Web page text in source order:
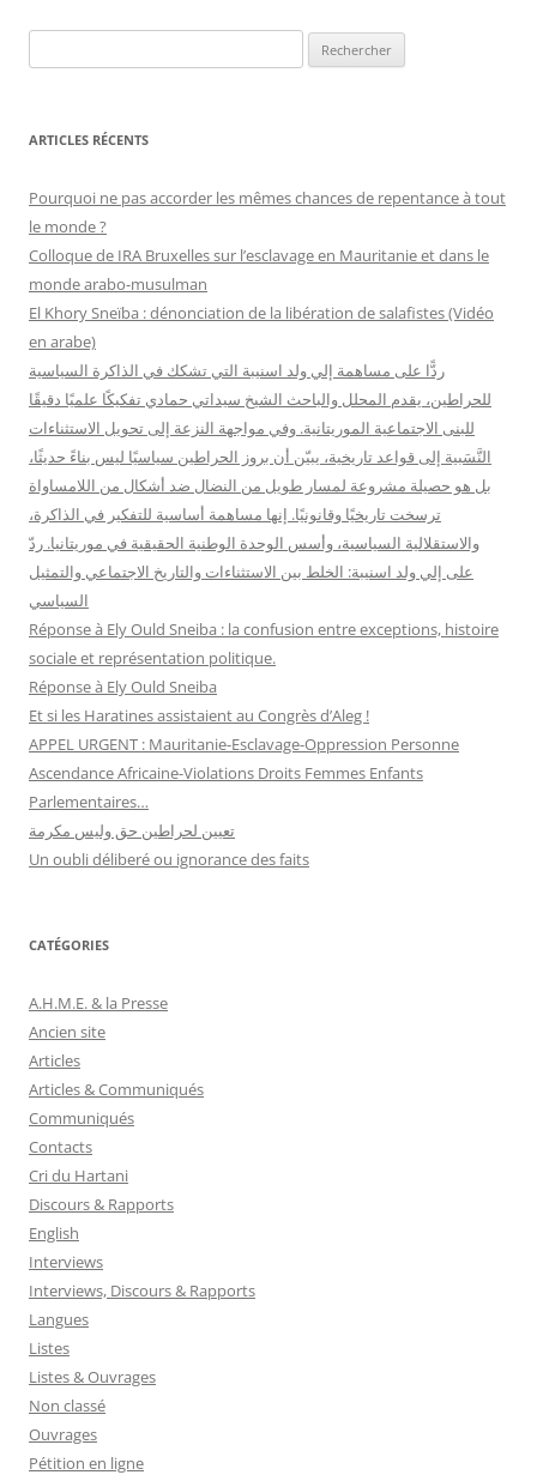
e
h
r
c
h
r
ARTICLES RÉCENTS
Pourquoi ne pas accorder les mêmes chances de repentance à tout
le monde ?
Colloque de IRA Bruxelles sur l’esclavage en Mauritanie et dans le
monde arabo-musulman
El Khory Sneïba : dénonciation de la libération de salafistes (Vidéo
en arabe)
ردًّا على مساهمة إلي ولد اسنيبة التي تشكك في الذاكرة السياسية
للحراطين، يقدم المحلل والباحث الشيخ سيداتي حمادي تفكيكًا علميًا دقيقًا
للبنى الاجتماعية الموريتانية. وفي مواجهة النزعة إلى تحويل الاستثناءات
النَّسَبية إلى قواعد تاريخية، يبيّن أن بروز الحراطين سياسيًا ليس بناءً حديثًا،
بل هو حصيلة مشروعة لمسار طويل من النضال ضد أشكال من اللامساواة
ترسخت تاريخيًا وقانونيًا. إنها مساهمة أساسية للتفكير في الذاكرة،
والاستقلالية السياسية، وأسس الوحدة الوطنية الحقيقية في موريتانيا. ردّ
على إلي ولد اسنيبة: الخلط بين الاستثناءات والتاريخ الاجتماعي والتمثيل
السياسي
Réponse à Ely Ould Sneiba : la confusion entre exceptions, histoire
sociale et représentation politique.
Réponse à Ely Ould Sneiba
Et si les Haratines assistaient au Congrès d’Aleg !
APPEL URGENT : Mauritanie-Esclavage-Oppression Personne
Ascendance Africaine-Violations Droits Femmes Enfants
Parlementaires…
تعيين لحراطين حق وليس مكرمة
Un oubli déliberé ou ignorance des faits
CATÉGORIES
A.H.M.E. & la Presse
Ancien site
Articles
Articles & Communiqués
Communiqués
Contacts
Cri du Hartani
Discours & Rapports
English
Interviews
Interviews, Discours & Rapports
Langues
Listes
Listes & Ouvrages
Non classé
Ouvrages
Pétition en ligne